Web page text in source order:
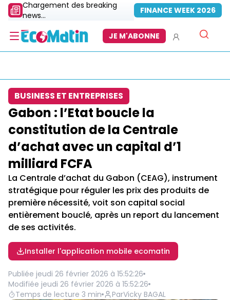
Chargement des breaking
news...
FINANCE WEEK 2026
JE M'ABONNE
BUSINESS ET ENTREPRISES
Gabon : l’Etat boucle la
constitution de la Centrale
d’achat avec un capital d’1
milliard FCFA
La Centrale d’achat du Gabon (CEAG), instrument
stratégique pour réguler les prix des produits de
première nécessité, voit son capital social
entièrement bouclé, après un report du lancement
de ses activités.
Installer l'application mobile ecomatin
Publiée jeudi 26 février 2026 à 15:52:26
Modifiée jeudi 26 février 2026 à 15:52:26
Temps de lecture 3 min ParVicky BAGAL